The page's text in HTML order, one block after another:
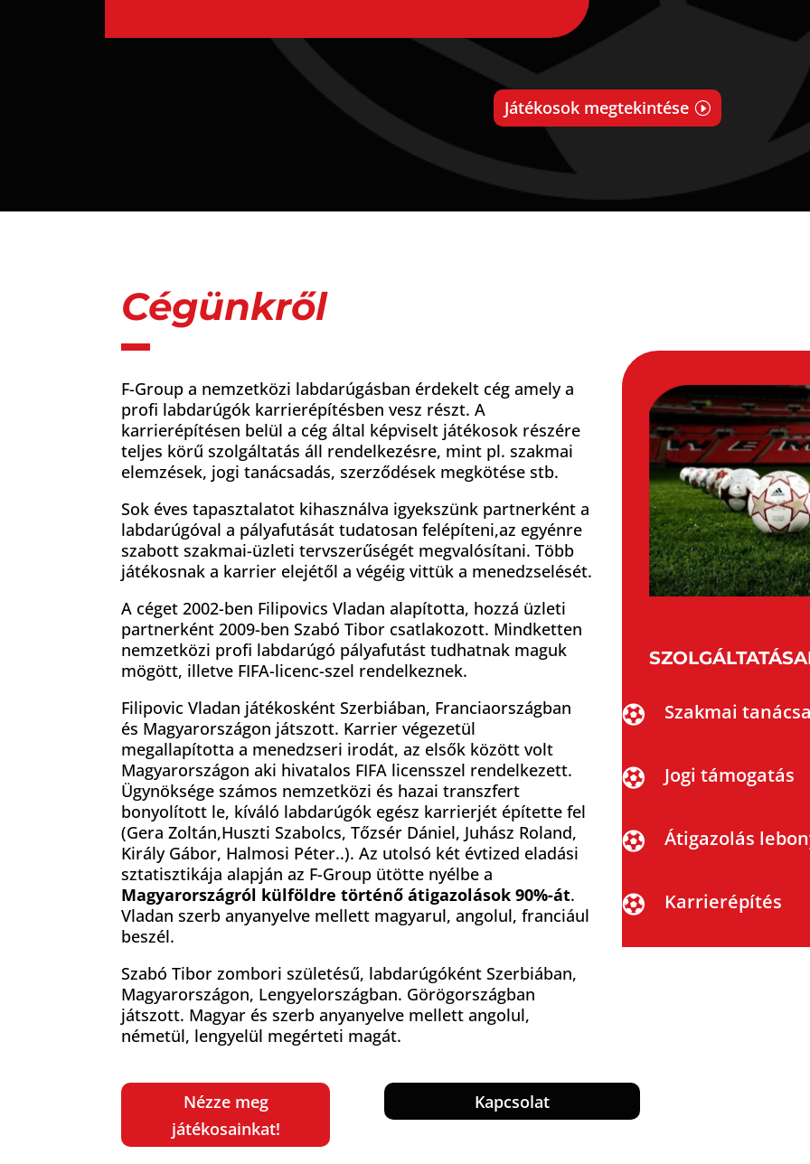
Játékosok megtekintése
Cégünkről
F-Group a nemzetközi labdarúgásban érdekelt cég amely a
profi labdarúgók karrierépítésben vesz részt. A
karrierépítésen belül a cég által képviselt játékosok részére
teljes körű szolgáltatás áll rendelkezésre, mint pl. szakmai
elemzések, jogi tanácsadás, szerződések megkötése stb.
Sok éves tapasztalatot kihasználva igyekszünk partnerként a
labdarúgóval a pályafutását tudatosan felépíteni,az egyénre
szabott szakmai-üzleti tervszerűségét megvalósítani. Több
játékosnak a karrier elejétől a végéig vittük a menedzselését.
A céget 2002-ben Filipovics Vladan alapította, hozzá üzleti
partnerként 2009-ben Szabó Tibor csatlakozott. Mindketten
nemzetközi profi labdarúgó pályafutást tudhatnak maguk
mögött, illetve FIFA-licenc-szel rendelkeznek.
Filipovic Vladan játékosként Szerbiában, Franciaországban
és Magyarországon játszott. Karrier végezetül
megallapította a menedzseri irodát, az elsők között volt
Magyarországon aki hivatalos FIFA licensszel rendelkezett.
Ügynöksége számos nemzetközi és hazai transzfert
bonyolított le, kíváló labdarúgók egész karrierjét építette fel
(Gera Zoltán,Huszti Szabolcs, Tőzsér Dániel, Juhász Roland,
Király Gábor, Halmosi Péter..). Az utolsó két évtized eladási
sztatisztikája alapján az F-Group ütötte nyélbe a
Magyarországról külföldre történő átigazolások 90%-át.
Vladan szerb anyanyelve mellett magyarul, angolul, franciául
beszél.
Szabó Tibor zombori születésű, labdarúgóként Szerbiában,
Magyarországon, Lengyelországban. Görögországban
játszott. Magyar és szerb anyanyelve mellett angolul,
németül, lengyelül megérteti magát.
Nézze meg
játékosainkat!
Kapcsolat
 Szakmai
 Jogi támogatás
 Átigazolás
 Karrierépítés